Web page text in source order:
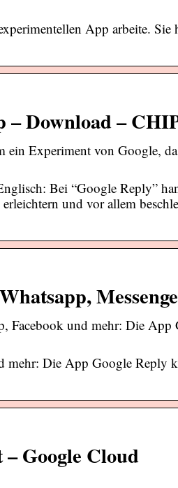
App arbeite.
– Download –
Experiment von Google,
Bei “Google Reply”
und vor allem
und mehr: Die App
Die App Google Reply
Google Cloud